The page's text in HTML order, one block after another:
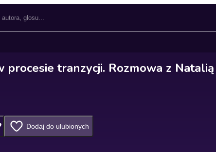
procesie tranzycji. Rozmowa z Natalią
Dodaj do ulubionych